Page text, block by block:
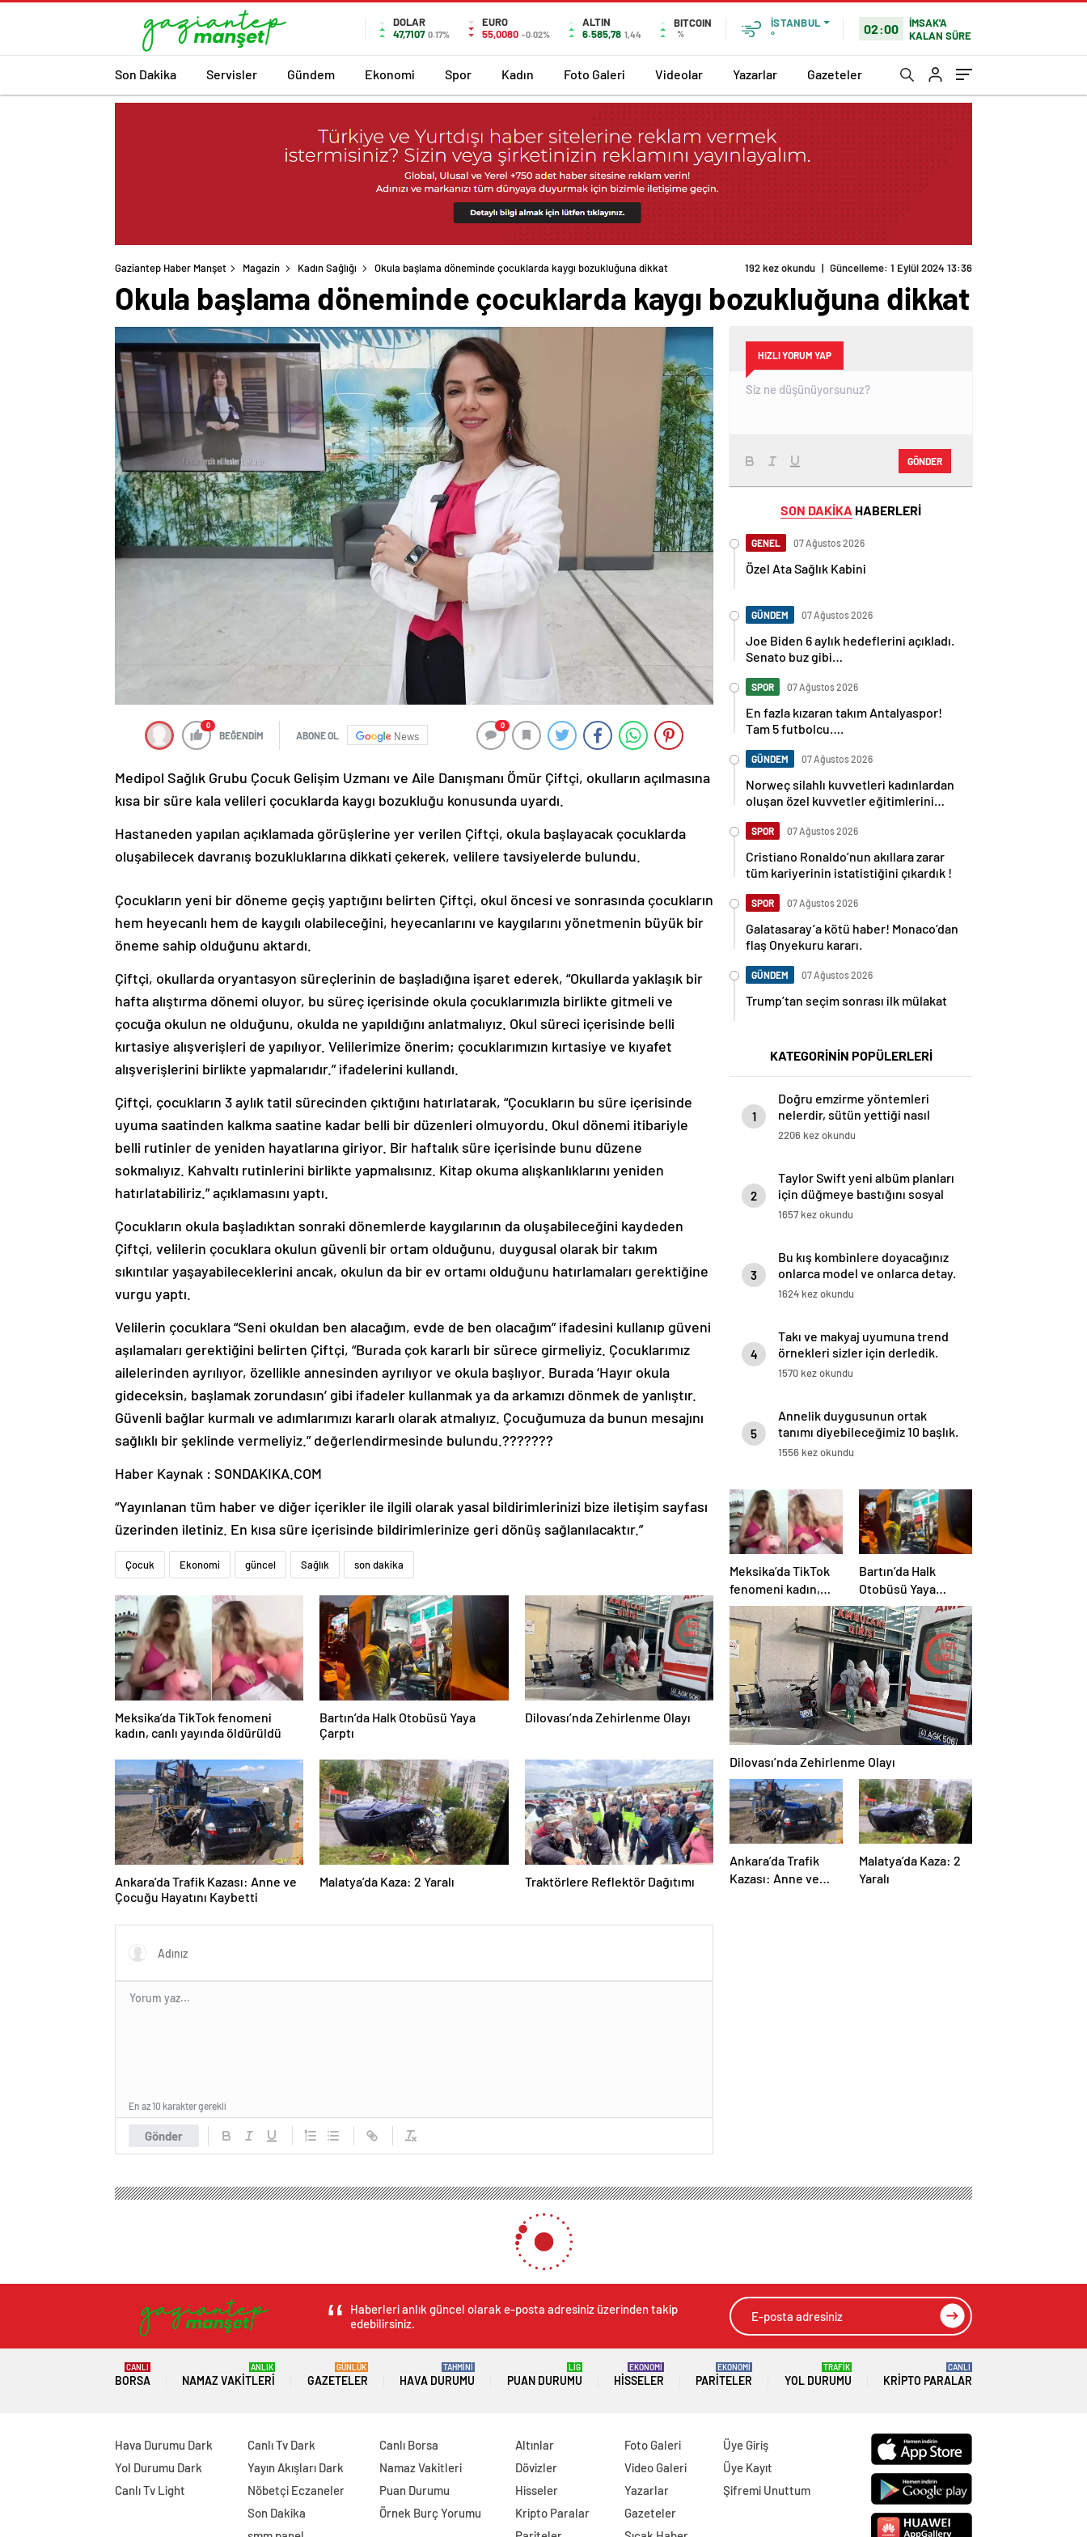
DOLAR
47,7107 0.17%
EURO
55,0080 -0.02%
ALTIN
6.585,78 1,44
BITCOIN
%
İSTANBUL
°
02:00
İMSAK'A
KALAN SÜRE
Son Dakika Servisler Gündem Ekonomi Spor Kadın Foto Galeri Videolar Yazarlar Gazeteler
Gaziantep Haber Manşet Magazin Kadın Sağlığı Okula başlama döneminde çocuklarda kaygı bozukluğuna dikkat
Okula başlama döneminde çocuklarda kaygı bozukluğuna dikkat
0
BEĞENDİM ABONE OL News
0
Medipol Sağlık Grubu Çocuk Gelişim Uzmanı ve Aile Danışmanı Ömür Çiftçi, okulların açılmasına
kısa bir süre kala velileri çocuklarda kaygı bozukluğu konusunda uyardı.
Hastaneden yapılan açıklamada görüşlerine yer verilen Çiftçi, okula başlayacak çocuklarda
oluşabilecek davranış bozukluklarına dikkati çekerek, velilere tavsiyelerde bulundu.
Çocukların yeni bir döneme geçiş yaptığını belirten Çiftçi, okul öncesi ve sonrasında çocukların
hem heyecanlı hem de kaygılı olabileceğini, heyecanlarını ve kaygılarını yönetmenin büyük bir
öneme sahip olduğunu aktardı.
Çiftçi, okullarda oryantasyon süreçlerinin de başladığına işaret ederek, “Okullarda yaklaşık bir
hafta alıştırma dönemi oluyor, bu süreç içerisinde okula çocuklarımızla birlikte gitmeli ve
çocuğa okulun ne olduğunu, okulda ne yapıldığını anlatmalıyız. Okul süreci içerisinde belli
kırtasiye alışverişleri de yapılıyor. Velilerimize önerim; çocuklarımızın kırtasiye ve kıyafet
alışverişlerini birlikte yapmalarıdır.” ifadelerini kullandı.
Çiftçi, çocukların 3 aylık tatil sürecinden çıktığını hatırlatarak, “Çocukların bu süre içerisinde
uyuma saatinden kalkma saatine kadar belli bir düzenleri olmuyordu. Okul dönemi itibariyle
belli rutinler de yeniden hayatlarına giriyor. Bir haftalık süre içerisinde bunu düzene
sokmalıyız. Kahvaltı rutinlerini birlikte yapmalısınız. Kitap okuma alışkanlıklarını yeniden
hatırlatabiliriz.” açıklamasını yaptı.
Çocukların okula başladıktan sonraki dönemlerde kaygılarının da oluşabileceğini kaydeden
Çiftçi, velilerin çocuklara okulun güvenli bir ortam olduğunu, duygusal olarak bir takım
sıkıntılar yaşayabileceklerini ancak, okulun da bir ev ortamı olduğunu hatırlamaları gerektiğine
vurgu yaptı.
Velilerin çocuklara “Seni okuldan ben alacağım, evde de ben olacağım” ifadesini kullanıp güveni
aşılamaları gerektiğini belirten Çiftçi, “Burada çok kararlı bir sürece girmeliyiz. Çocuklarımız
ailelerinden ayrılıyor, özellikle annesinden ayrılıyor ve okula başlıyor. Burada ‘Hayır okula
gideceksin, başlamak zorundasın’ gibi ifadeler kullanmak ya da arkamızı dönmek de yanlıştır.
Güvenli bağlar kurmalı ve adımlarımızı kararlı olarak atmalıyız. Çocuğumuza da bunun mesajını
sağlıklı bir şeklinde vermeliyiz.” değerlendirmesinde bulundu.???????
Haber Kaynak : SONDAKIKA.COM
“Yayınlanan tüm haber ve diğer içerikler ile ilgili olarak yasal bildirimlerinizi bize iletişim sayfası
üzerinden iletiniz. En kısa süre içerisinde bildirimlerinize geri dönüş sağlanılacaktır.”
Çocuk Ekonomi güncel Sağlık son dakika
Meksika’da TikTok fenomeni
kadın, canlı yayında öldürüldü
Bartın’da Halk Otobüsü Yaya
Çarptı
Dilovası’nda Zehirlenme Olayı
Ankara’da Trafik Kazası: Anne ve
Çocuğu Hayatını Kaybetti
Malatya’da Kaza: 2 Yaralı Traktörlere Reflektör Dağıtımı
Gönder
En az 10 karakter gerekli
HIZLI YORUM YAP
GÖNDER
SON DAKİKA HABERLERİ
GENEL 07 Ağustos 2026
Özel Ata Sağlık Kabini
GÜNDEM 07 Ağustos 2026
Joe Biden 6 aylık hedeflerini açıkladı.
Senato buz gibi…
SPOR 07 Ağustos 2026
En fazla kızaran takım Antalyaspor!
Tam 5 futbolcu….
GÜNDEM 07 Ağustos 2026
Norweç silahlı kuvvetleri kadınlardan
oluşan özel kuvvetler eğitimlerini
SPOR 07 Ağustos 2026
Cristiano Ronaldo’nun akıllara zarar
tüm kariyerinin istatistiğini çıkardık !
SPOR 07 Ağustos 2026
Galatasaray’a kötü haber! Monaco’dan
flaş Onyekuru kararı.
GÜNDEM 07 Ağustos 2026
Trump’tan seçim sonrası ilk mülakat
KATEGORİNİN POPÜLERLERİ
1
Doğru emzirme yöntemleri
nelerdir, sütün yettiği nasıl
anlaşılır?
2206 kez okundu
2
Taylor Swift yeni albüm planları
için düğmeye bastığını sosyal
medyadan duyurdu!
1657 kez okundu
3
Bu kış kombinlere doyacağınız
onlarca model ve onlarca detay.
1624 kez okundu
4
Takı ve makyaj uyumuna trend
örnekleri sizler için derledik.
1570 kez okundu
5
Annelik duygusunun ortak
tanımı diyebileceğimiz 10 başlık.
1556 kez okundu
Meksika’da TikTok
fenomeni kadın,
canlı yayında
öldürüldü
Bartın’da Halk
Otobüsü Yaya
Çarptı
Dilovası’nda Zehirlenme Olayı
Ankara’da Trafik
Kazası: Anne ve
Malatya’da Kaza: 2
Yaralı
Ordu’da Gezici Kayıt Terminali ile Çipli Kimlik Kartı Hizmeti
Ordu’da Gezici Kayıt Terminali ile Çipli Kimlik Kartı Hizmeti
HABERLERİ
GENEL 07 Ağustos 2026